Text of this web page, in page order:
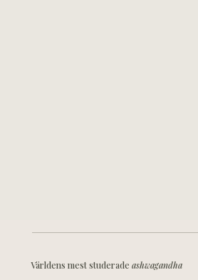
Världens mest studerade ashwagandha